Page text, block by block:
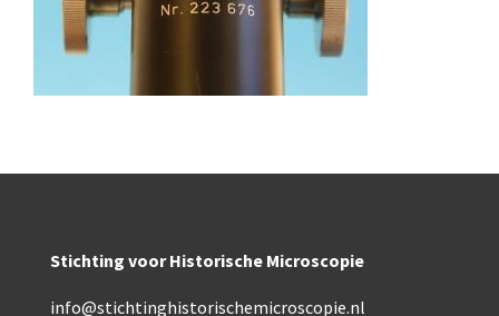
Culpeper (ca. 1735)
Cuff (ca. 1745)
volgens Culpeper (1750-1780)
Stichting voor Historische Microscopie
info@stichtinghistorischemicroscopie.nl